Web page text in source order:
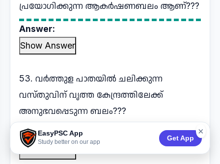
EasyPSC App
Study better on our app
Get App
×
പ്രയോഗിക്കുന്ന ആകർഷണബലം ആണ്???
Answer:
Show Answer
53. വർത്തുള പാതയിൽ ചലിക്കുന്ന
വസ്തുവിന് വൃത്ത കേന്ദ്രത്തിലേക്ക്
അനുഭവപ്പെടുന്ന ബലം???
Answer:
Show Answer